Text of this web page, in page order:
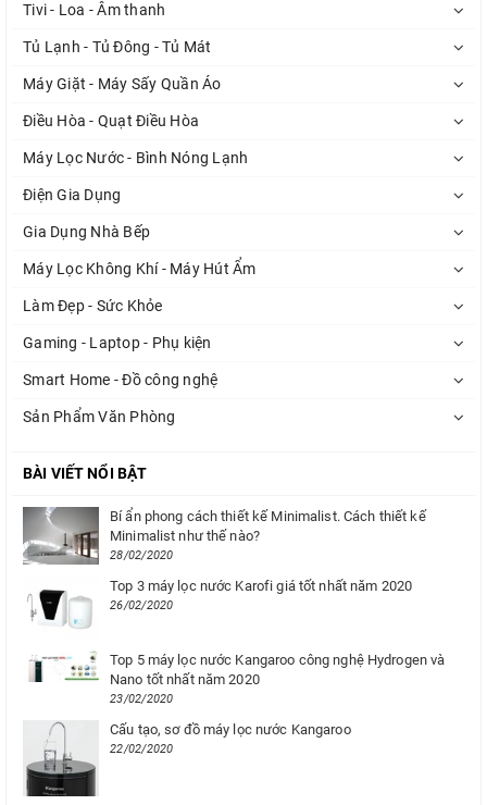
Tivi - Loa - Âm thanh
Tủ Lạnh - Tủ Đông - Tủ Mát
Máy Giặt - Máy Sấy Quần Áo
Điều Hòa - Quạt Điều Hòa
Máy Lọc Nước - Bình Nóng Lạnh
Điện Gia Dụng
Gia Dụng Nhà Bếp
Máy Lọc Không Khí - Máy Hút Ẩm
Làm Đẹp - Sức Khỏe
Gaming - Laptop - Phụ kiện
Smart Home - Đồ công nghệ
Sản Phẩm Văn Phòng
BÀI VIẾT NỔI BẬT
Bí ẩn phong cách thiết kế Minimalist. Cách thiết kế
Minimalist như thế nào?
28/02/2020
Top 3 máy lọc nước Karofi giá tốt nhất năm 2020
26/02/2020
Top 5 máy lọc nước Kangaroo công nghệ Hydrogen và
Nano tốt nhất năm 2020
23/02/2020
Cấu tạo, sơ đồ máy lọc nước Kangaroo
22/02/2020